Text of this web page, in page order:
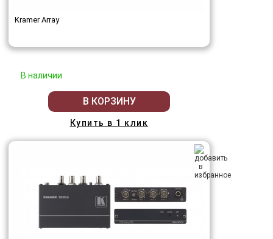
Kramer Array
В наличии
В КОРЗИНУ
Купить в 1 клик